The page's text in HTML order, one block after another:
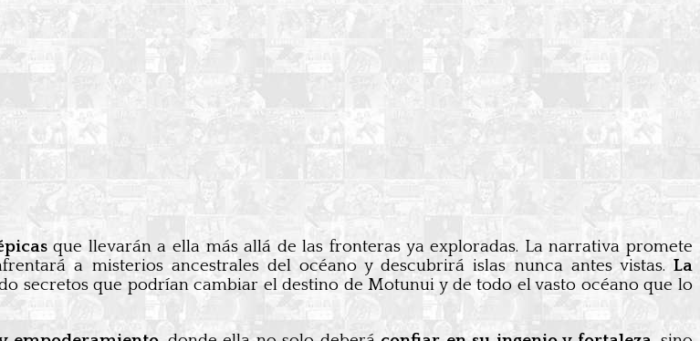
que llevarán a ella más allá de las fronteras ya exploradas. La narrativa promete
a misterios ancestrales del océano y descubrirá islas nunca antes vistas.La
secretos que podrían cambiar el destino de Motunui y de todo el vasto océano que lo